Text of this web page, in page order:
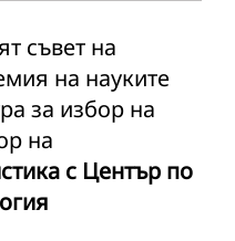
съвет на
на науките
за избор на
на
с Център по